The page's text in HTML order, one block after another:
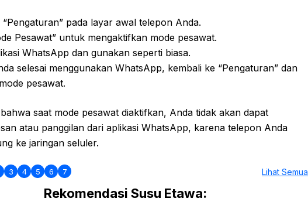
pada layar awal telepon Anda.
Pesawat” untuk mengaktifkan mode pesawat.
WhatsApp dan gunakan seperti biasa.
selesai menggunakan WhatsApp, kembali ke “Pengaturan” dan
pesawat.
saat mode pesawat diaktifkan, Anda tidak akan dapat
atau panggilan dari aplikasi WhatsApp, karena telepon Anda
ke jaringan seluler.
3 4 5 6 7 Lihat Semua
Rekomendasi Susu Etawa: